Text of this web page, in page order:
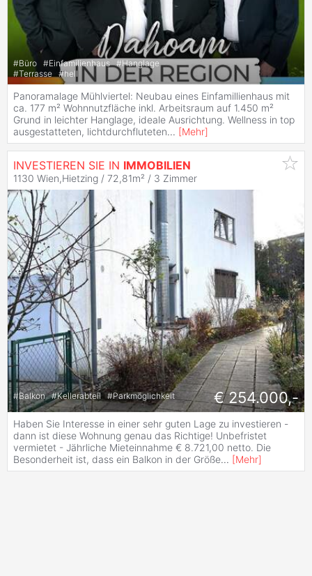
#Büro #Einfamilienhaus #Hanglage
#Terrasse #hell
Panoramalage Mühlviertel: Neubau eines Einfamillienhaus mit
ca. 177 m² Wohnnutzfläche inkl. Arbeitsraum auf 1.450 m²
Grund in leichter Hanglage, ideale Ausrichtung. Wellness in top
ausgestatteten, lichtdurchfluteten... [Mehr]
INVESTIEREN SIE IN IMMOBILIEN
1130 Wien,Hietzing / 72,81m² / 3 Zimmer
#Balkon #Kellerabteil #Parkmöglichkeit € 254.000,-
Haben Sie Interesse in einer sehr guten Lage zu investieren -
dann ist diese Wohnung genau das Richtige! Unbefristet
vermietet - Jährliche Mieteinnahme € 8.721,00 netto. Die
Besonderheit ist, dass ein Balkon in der Größe... [Mehr]